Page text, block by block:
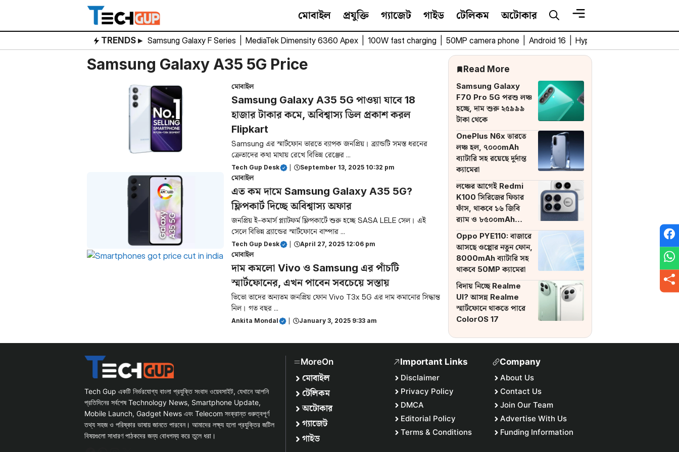
content
মোবাইল প্রযুক্তি গ্যাজেট গাইড টেলিকম অটোকার
TRENDS ▸ Samsung Galaxy F Series MediaTek Dimensity 6360 Apex 100W fast charging 50MP camera phone Android 16 HyperOS 3
Samsung Galaxy A35 5G Price
মোবাইল
Samsung Galaxy A35 5G পাওয়া যাবে 18
হাজার টাকার কমে, অবিশ্বাস্য ডিল প্রকাশ করল
Flipkart
Samsung এর স্মার্টফোন ভারতে ব্যাপক জনপ্রিয়। ব্র্যান্ডটি সমস্ত ধরনের
ক্রেতাদের কথা মাথায় রেখে বিভিন্ন রেঞ্জের ...
Tech Gup Desk September 13, 2025 10:32 pm
মোবাইল
এত কম দামে Samsung Galaxy A35 5G?
ফ্লিপকার্ট দিচ্ছে অবিশ্বাস্য অফার
জনপ্রিয় ই-কমার্স প্ল্যাটফর্ম ফ্লিপকার্টে শুরু হচ্ছে SASA LELE সেল। এই
সেলে বিভিন্ন ব্র্যান্ডের স্মার্টফোনে বাম্পার ...
Tech Gup Desk April 27, 2025 12:06 pm
মোবাইল
দাম কমলো Vivo ও Samsung এর পাঁচটি
স্মার্টফোনের, এখন পাবেন সবচেয়ে সস্তায়
ভিভো তাদের অন্যতম জনপ্রিয় ফোন Vivo T3x 5G এর দাম কমানোর সিদ্ধান্ত
নিল। গত বছর ...
Ankita Mondal January 3, 2025 9:33 am
Read More
Samsung Galaxy
F70 Pro 5G পরশু লঞ্চ
হচ্ছে, দাম শুরু ২৫৯৯৯
টাকা থেকে
OnePlus N6x ভারতে
লঞ্চ হল, ৭০০০mAh
ব্যাটারি সহ রয়েছে দুর্দান্ত
ক্যামেরা
লঞ্চের আগেই Redmi
K100 সিরিজের ফিচার
ফাঁস, থাকবে ১৬ জিবি
র‌্যাম ও ৮৫০০mAh
ব্যাটারি
Oppo PYE110: বাজারে
আসছে ওপ্পোর নতুন ফোন,
8000mAh ব্যাটারি সহ
থাকবে 50MP ক্যামেরা
বিদায় নিচ্ছে Realme
UI? আসন্ন Realme
স্মার্টফোনে থাকতে পারে
ColorOS 17
Tech Gup একটি নির্ভরযোগ্য বাংলা প্রযুক্তি সংবাদ ওয়েবসাইট, যেখানে আপনি
প্রতিদিনের সর্বশেষ Technology News, Smartphone Update,
Mobile Launch, Gadget News এবং Telecom সংক্রান্ত গুরুত্বপূর্ণ
তথ্য সহজ ও পরিষ্কার ভাষায় জানতে পারবেন। আমাদের লক্ষ্য হলো প্রযুক্তির জটিল
বিষয়গুলো সাধারণ পাঠকদের জন্য বোধগম্য করে তুলে ধরা।
MoreOn
মোবাইল
টেলিকম
অটোকার
গ্যাজেট
গাইড
Important Links
Disclaimer
Privacy Policy
DMCA
Editorial Policy
Terms & Conditions
Company
About Us
Contact Us
Join Our Team
Advertise With Us
Funding Information